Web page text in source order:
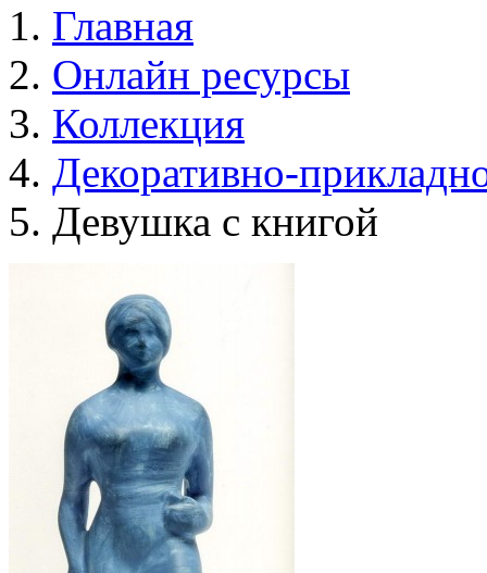
Главная
Онлайн ресурсы
Коллекция
Декоративно-
Девушка с книгой